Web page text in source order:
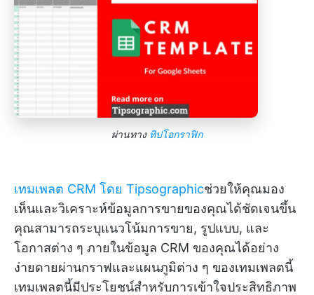
ผ่านทาง ทิปโอกราฟิก
เทมเพลต CRM โดย Tipsographicช่วยให้คุณมอง
เห็นและวิเคราะห์ข้อมูลการขายของคุณได้ชัดเจนขึ้น
คุณสามารถระบุแนวโน้มการขาย, รูปแบบ, และ
โอกาสต่าง ๆ ภายในข้อมูล CRM ของคุณได้อย่าง
ง่ายดายผ่านกราฟและแผนภูมิต่าง ๆ ของเทมเพลตนี้
เทมเพลตนี้มีประโยชน์สำหรับการเข้าใจประสิทธิภาพ